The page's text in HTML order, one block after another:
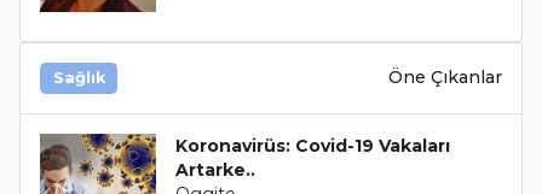
Sağlık Öne Çıkanlar
Koronavirüs: Covid-19 Vakaları
Artarke..